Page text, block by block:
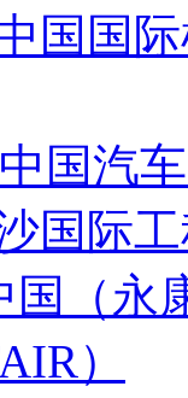
国国
国汽
国际
国（
）